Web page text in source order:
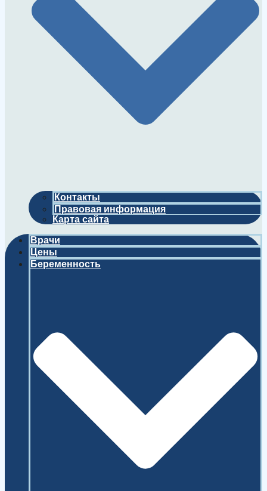
Контакты
Правовая информация
Карта сайта
Врачи
Цены
Беременность